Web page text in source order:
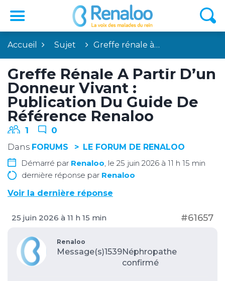
Accueil Sujet Greffe rénale à…
Greffe Rénale À Partir D’un
Donneur Vivant :
Publication Du Guide De
Référence Renaloo
1 0
Dans FORUMS
LE FORUM DE RENALOO
Démarré par Renaloo , le 25 juin 2026 à 11 h 15 min
dernière réponse par Renaloo
Voir la dernière réponse
25 juin 2026 à 11 h 15 min #61657
Renaloo
Message(s)1539Néphropathe
confirmé